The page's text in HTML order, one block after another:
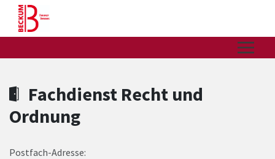
Zum Hauptinhalt springen
Fachdienst Recht und
Ordnung
Postfach-Adresse: